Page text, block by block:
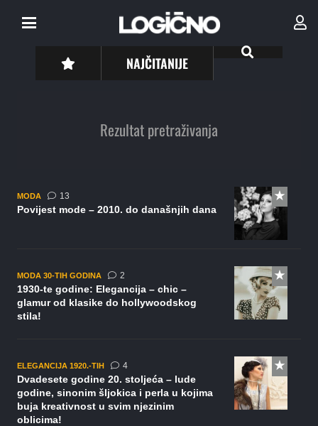
NAJČITANIJE
Rezultat pretraživanja
MODA 13komentara
Povijest mode – 2010. do današnjih dana
MODA 30-TIH GODINA 2komentara
1930-te godine: Elegancija – chic –
glamur od klasike do hollywoodskog
stila!
ELEGANCIJA 1920.-TIH 4komentara
Dvadesete godine 20. stoljeća – lude
godine, sinonim šljokica i perla u kojima
buja kreativnost u svim njezinim
oblicima!